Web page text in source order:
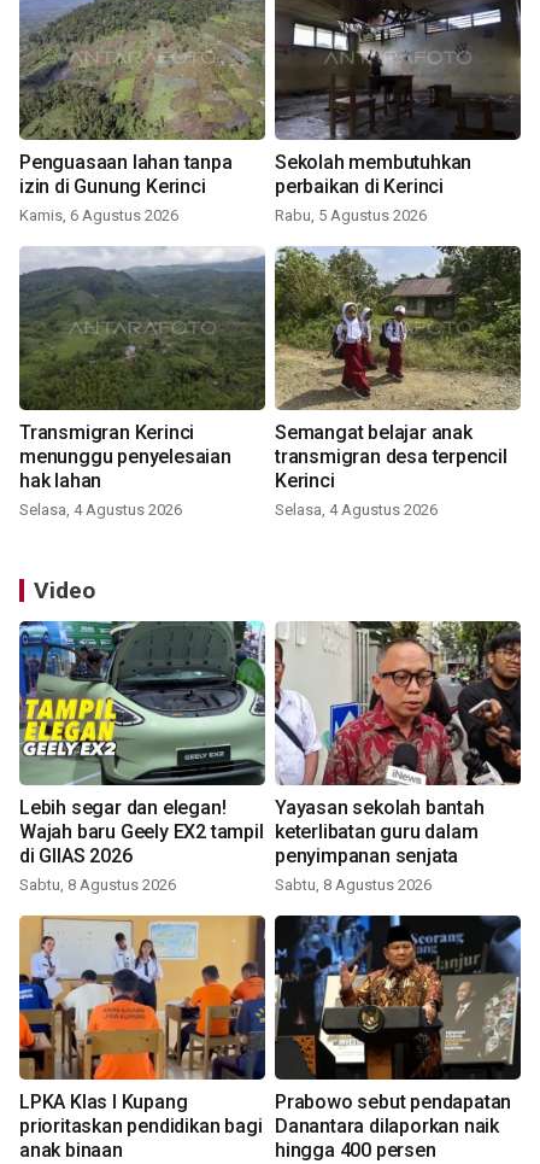
Penguasaan lahan tanpa
izin di Gunung Kerinci
Kamis, 6 Agustus 2026
Sekolah membutuhkan
perbaikan di Kerinci
Rabu, 5 Agustus 2026
Transmigran Kerinci
menunggu penyelesaian
hak lahan
Selasa, 4 Agustus 2026
Semangat belajar anak
transmigran desa terpencil
Kerinci
Selasa, 4 Agustus 2026
Video
Lebih segar dan elegan!
Wajah baru Geely EX2 tampil
di GIIAS 2026
Sabtu, 8 Agustus 2026
Yayasan sekolah bantah
keterlibatan guru dalam
penyimpanan senjata
Sabtu, 8 Agustus 2026
LPKA Klas I Kupang
prioritaskan pendidikan bagi
anak binaan
Prabowo sebut pendapatan
Danantara dilaporkan naik
hingga 400 persen